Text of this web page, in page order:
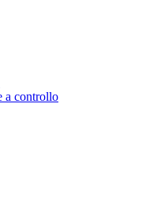
a controllo